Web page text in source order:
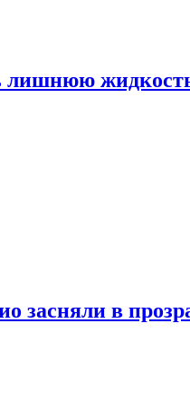
лишнюю
засняли в